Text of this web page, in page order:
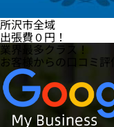
所沢市全域
出張費０円 ！
業界最多クラス！
お客様からの口コミ評価